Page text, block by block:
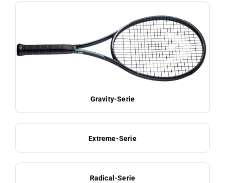
Gravity-Serie
Extreme-Serie
Radical-Serie